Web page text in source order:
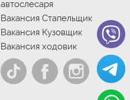
автослесаря
Вакансия Стапельщик
Вакансия Кузовщик
Вакансия ходовик